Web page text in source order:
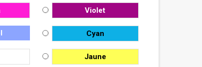
Violet
Cyan
Jaune